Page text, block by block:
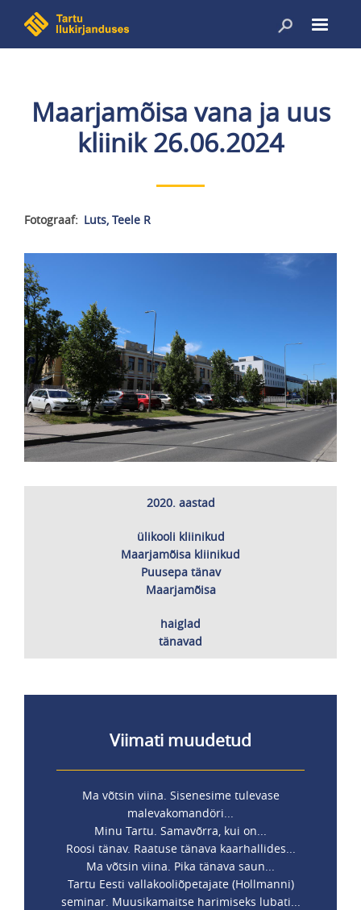
edasi
Maarjamõisa vana ja uus
kliinik 26.06.2024
Fotograaf Luts, Teele R
2020. aastad
ülikooli kliinikud
Maarjamõisa kliinikud
Puusepa tänav
Maarjamõisa
haiglad
tänavad
Viimati muudetud
Ma võtsin viina. Sisenesime tulevase
malevakomandöri...
Minu Tartu. Samavõrra, kui on...
Roosi tänav. Raatuse tänava kaarhallides...
Ma võtsin viina. Pika tänava saun...
Tartu Eesti vallakooliõpetajate (Hollmanni)
seminar. Muusikamaitse harimiseks lubati...